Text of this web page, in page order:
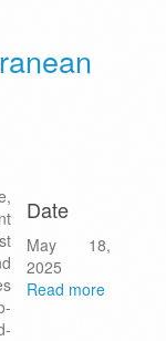
Date
May 18,
2025
Read more